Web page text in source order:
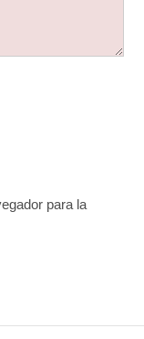
para la